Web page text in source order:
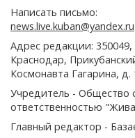
Написать письмо:
news.live.kuban@yandex.ru
Адрес редакции:
Краснодар,
Космонавта Гагарина,
Учредитель - Общество
ответственностью
Главный редактор -